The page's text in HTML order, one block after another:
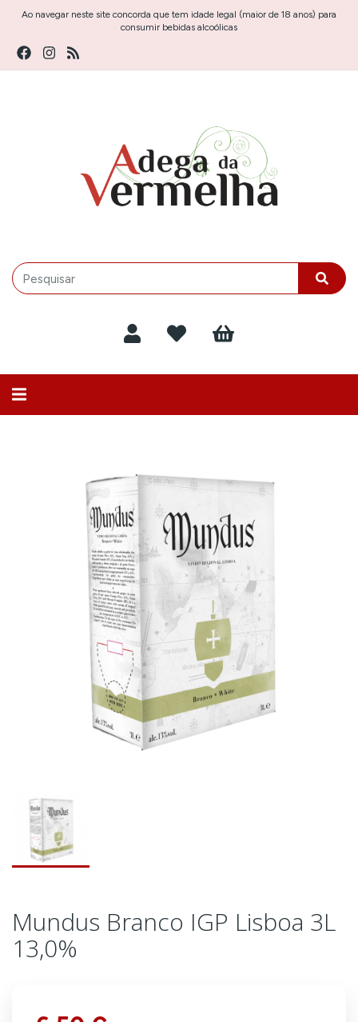
Ao navegar neste site concorda que tem idade legal (maior de 18 anos) para
consumir bebidas alcoólicas
Alternar
Mundus Branco IGP Lisboa 3L
13,0%